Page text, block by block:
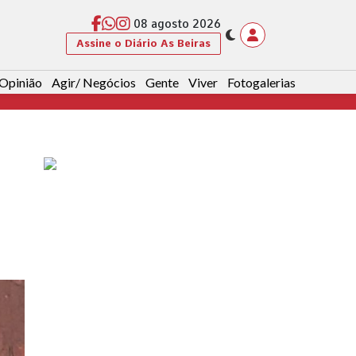
08 agosto 2026
Assine o Diário As Beiras
Agir/ Negócios Gente Viver Fotogalerias